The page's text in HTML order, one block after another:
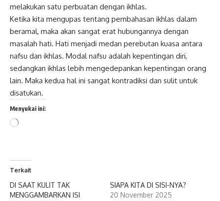
melakukan satu perbuatan dengan ikhlas.
Ketika kita mengupas tentang pembahasan ikhlas dalam
beramal, maka akan sangat erat hubungannya dengan
masalah hati. Hati menjadi medan perebutan kuasa antara
nafsu dan ikhlas. Modal nafsu adalah kepentingan diri,
sedangkan ikhlas lebih mengedepankan kepentingan orang
lain. Maka kedua hal ini sangat kontradiksi dan sulit untuk
disatukan.
Menyukai ini:
Memuat...
Terkait
DI SAAT KULIT TAK
MENGGAMBARKAN ISI
SIAPA KITA DI SISI-NYA?
20 November 2025